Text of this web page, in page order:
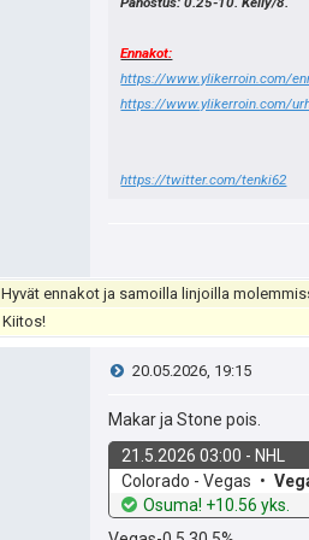
Ennakot:
https://www.ylikerroin.com/
https://www.ylikerroin.com/
https://twitter.com/tenki62
Hyvät ennakot ja samoilla linjoilla
Kiitos!
V
i
e
s
20.05.2026, 19:15
Makar ja Stone pois.
21.5.2026 03:00 - NHL
k
o
Colorado - Vegas
v
e
Osuma! +10.56 yks.